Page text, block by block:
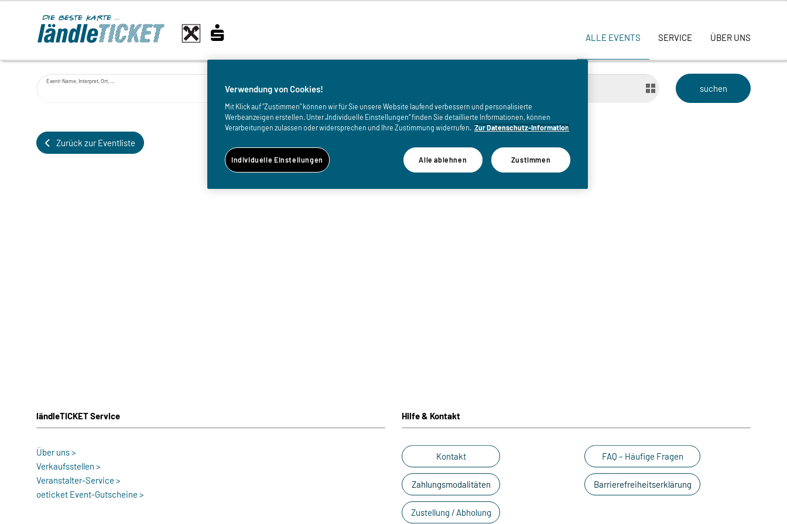
ALLE EVENTS SERVICE ÜBER UNS
Event-Name, Interpret, Ort, ...
Zurück zur Eventliste
ländleTICKET Service
Über uns >
Verkaufsstellen >
Veranstalter-Service >
oeticket Event-Gutscheine >
Hilfe & Kontakt
Kontakt
Zahlungsmodalitäten
Zustellung / Abholung
FAQ – Häufige Fragen
Barrierefreiheitserklärung
Verwendung von Cookies!
Mit Klick auf "Zustimmen" können wir für Sie unsere Website laufend verbessern und personalisierte
Werbeanzeigen erstellen. Unter „Individuelle Einstellungen“ finden Sie detaillierte Informationen, können
Verarbeitungen zulassen oder widersprechen und Ihre Zustimmung widerrufen. Zur Datenschutz-Information
Alle ablehnen Zustimmen
Individuelle Einstellungen